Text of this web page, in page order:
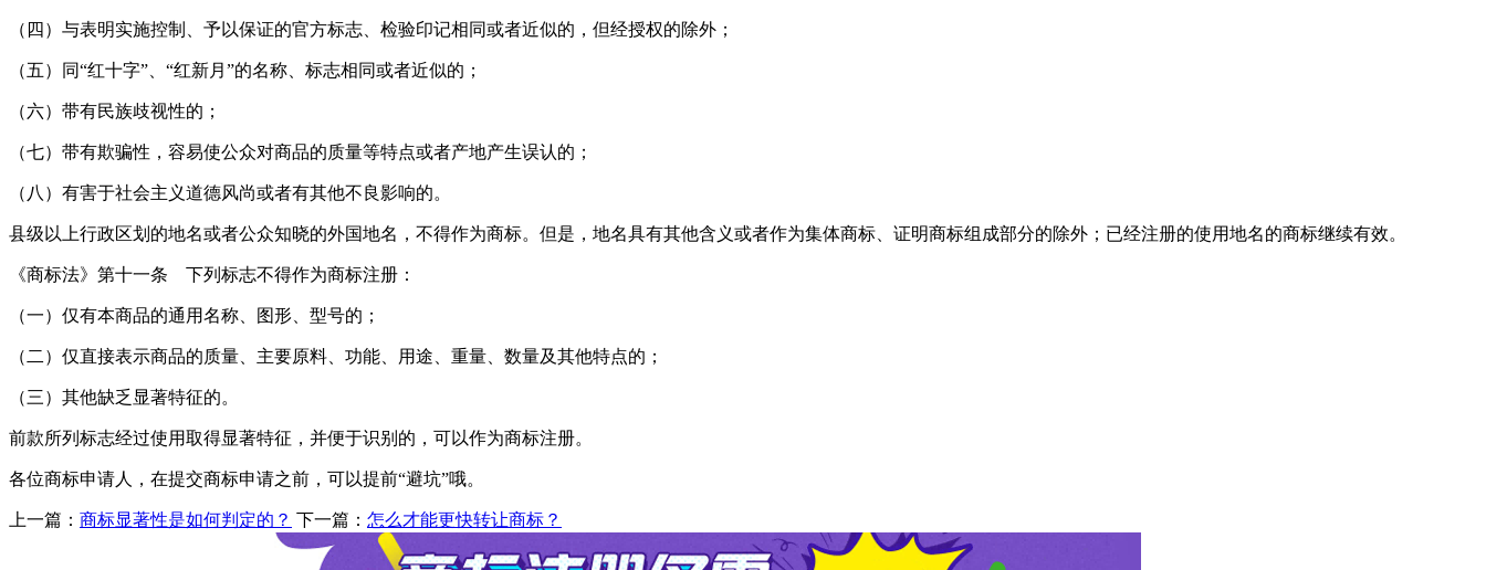
（四）与表明实施控制、予以保证的官方标志、检验印记相同或者近似的，但经授权的除外；
（五）同“红十字”、“红新月”的名称、标志相同或者近似的；
（六）带有民族歧视性的；
（七）带有欺骗性，容易使公众对商品的质量等特点或者产地产生误认的；
（八）有害于社会主义道德风尚或者有其他不良影响的。
县级以上行政区划的地名或者公众知晓的外国地名，不得作为商标。但是，地名具有其他含义或者作为集体商标、证明商标组成部分的除外；已经注册的使用地名的商标继续有效。
《商标法》第十一条 下列标志不得作为商标注册：
（一）仅有本商品的通用名称、图形、型号的；
（二）仅直接表示商品的质量、主要原料、功能、用途、重量、数量及其他特点的；
（三）其他缺乏显著特征的。
前款所列标志经过使用取得显著特征，并便于识别的，可以作为商标注册。
各位商标申请人，在提交商标申请之前，可以提前“避坑”哦。
上一篇： 商标显著性是如何判定的？ 下一篇： 怎么才能更快转让商标？